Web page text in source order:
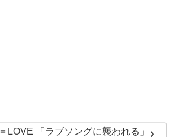
＝LOVE 「ラブソングに襲われる」